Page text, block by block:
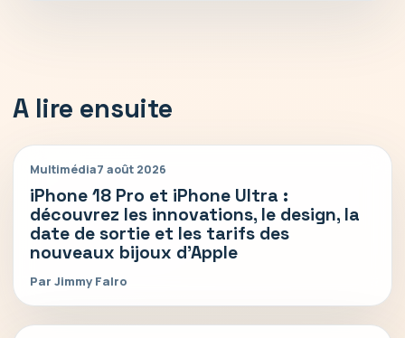
A lire ensuite
Multimédia7 août 2026
iPhone 18 Pro et iPhone Ultra :
découvrez les innovations, le design, la
date de sortie et les tarifs des
nouveaux bijoux d’Apple
Par Jimmy Falro